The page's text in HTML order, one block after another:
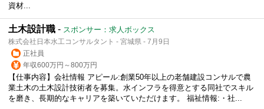
資材...
土木設計職 - スポンサー：求人ボックス
株式会社日本水工コンサルタント - 宮城県 - 7月9日
正社員
年収600万円～800万円
【仕事内容】会社情報 アピール:創業50年以上の老舗建設コンサルで農
業土木の土木設計技術者を募集。水インフラを得意とする同社でスキル
を磨き、長期的なキャリアを築いていただけます。 福祉情報:・社...